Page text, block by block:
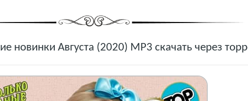
новинки Августа (2020) MP3 скачать через